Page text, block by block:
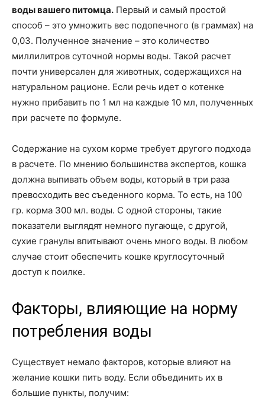
воды вашего питомца. Первый и самый простой
способ – это умножить вес подопечного (в граммах) на
0,03. Полученное значение – это количество
миллилитров суточной нормы воды. Такой расчет
почти универсален для животных, содержащихся на
натуральном рационе. Если речь идет о котенке
нужно прибавить по 1 мл на каждые 10 мл, полученных
при расчете по формуле.
Содержание на сухом корме требует другого подхода
в расчете. По мнению большинства экспертов, кошка
должна выпивать объем воды, который в три раза
превосходить вес съеденного корма. То есть, на 100
гр. корма 300 мл. воды. С одной стороны, такие
показатели выглядят немного пугающе, с другой,
сухие гранулы впитывают очень много воды. В любом
случае стоит обеспечить кошке круглосуточный
доступ к поилке.
Факторы, влияющие на норму
потребления воды
Существует немало факторов, которые влияют на
желание кошки пить воду. Если объединить их в
большие пункты, получим: